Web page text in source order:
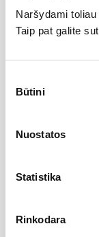
Naršydami
Taip pat galite
pasirinkimas
Būtini
Nuostatos
Statistika
Rinkodara
Universalios
progai. Lengvai
visiškai
stalo biure ir
Stiklinės rankų
Stiklinių
Paprastumas,